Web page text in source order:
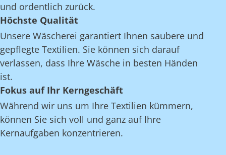
und ordentlich zurück.
Höchste Qualität
Unsere Wäscherei garantiert Ihnen saubere und
gepflegte Textilien. Sie können sich darauf
verlassen, dass Ihre Wäsche in besten Händen
ist.
Fokus auf Ihr Kerngeschäft
Während wir uns um Ihre Textilien kümmern,
können Sie sich voll und ganz auf Ihre
Kernaufgaben konzentrieren.